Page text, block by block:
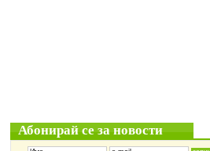
Абонирай се за новости